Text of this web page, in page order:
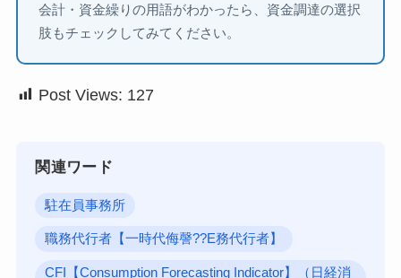
会計・資金繰りの用語がわかったら、資金調達の選択
肢もチェックしてみてください。
Post Views: 127
関連ワード
駐在員事務所
職務代行者【一時代侮謦??E務代行者】
CFI【Consumption Forecasting Indicator】（日経消